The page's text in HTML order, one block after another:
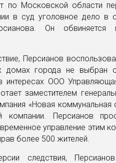
по Московской области
в суд уголовное дело в
Он обвиняется
Персианов
домах города не выбран
интересах ООО
заместителем
«Новая коммунальная
компании. Персианов
управление этим
более 500 жителей.
следствия,